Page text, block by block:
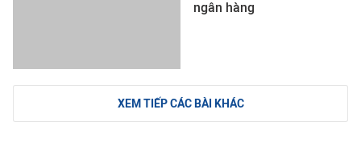
ngân hàng
XEM TIẾP CÁC BÀI KHÁC